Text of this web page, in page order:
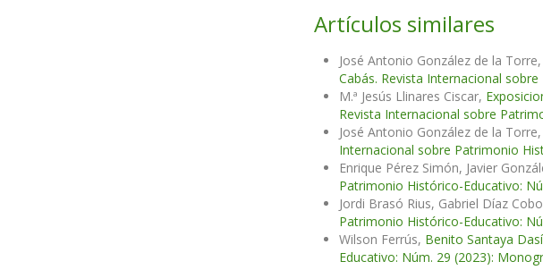
Artículos similares
José Antonio González de la Torre,
Cabás. Revista Internacional
M.ª Jesús Llinares Ciscar,
Revista Internacional sobre
José Antonio González de la Torre,
Internacional sobre Patrimonio
Enrique Pérez Simón, Javier
Patrimonio Histórico-Educativo:
Jordi Brasó Rius, Gabriel Díaz
Patrimonio Histórico-Educativo:
Wilson Ferrús, Benito Santaya
Educativo: Núm. 29 (2023):